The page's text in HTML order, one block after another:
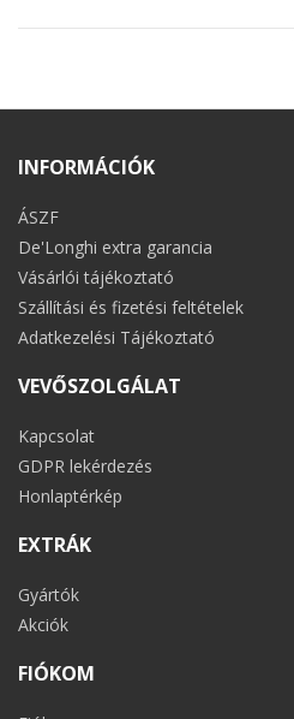
INFORMÁCIÓK
ÁSZF
De'Longhi extra garancia
Vásárlói tájékoztató
Szállítási és fizetési feltételek
Adatkezelési Tájékoztató
VEVŐSZOLGÁLAT
Kapcsolat
GDPR lekérdezés
Honlaptérkép
EXTRÁK
Gyártók
Akciók
FIÓKOM